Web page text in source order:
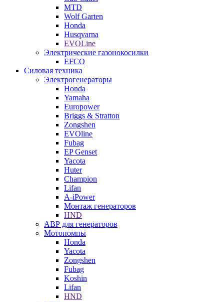
MTD
Wolf Garten
Honda
Husqvarna
EVOLine
Электрические газонокосилки
EFCO
Силовая техника
Электрогенераторы
Honda
Yamaha
Europower
Briggs & Stratton
Zongshen
EVOline
Fubag
EP Genset
Yacota
Huter
Champion
Lifan
A-iPower
Монтаж генераторов
HND
АВР для генераторов
Мотопомпы
Honda
Yacota
Zongshen
Fubag
Koshin
Lifan
HND